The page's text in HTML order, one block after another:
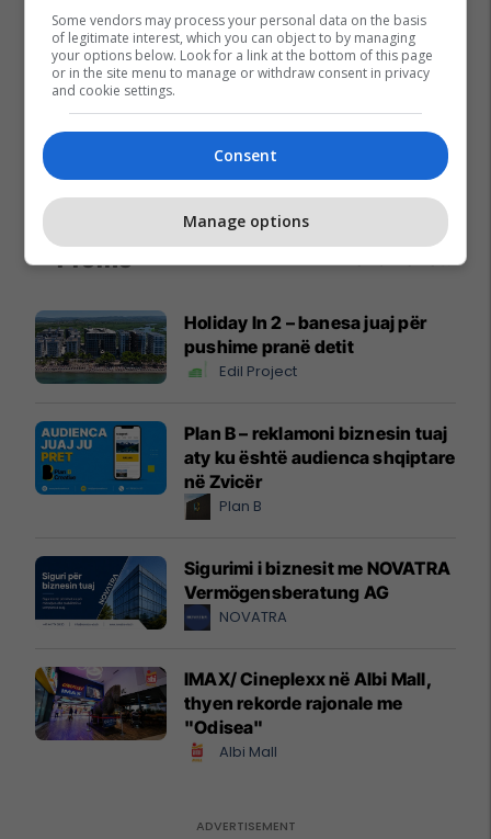
Promo
Holiday In 2 – banesa juaj për
pushime pranë detit
Edil Project
Plan B – reklamoni biznesin tuaj
aty ku është audienca shqiptare
në Zvicër
Plan B
Sigurimi i biznesit me NOVATRA
Vermögensberatung AG
NOVATRA
IMAX/ Cineplexx në Albi Mall,
thyen rekorde rajonale me
"Odisea"
Albi Mall
Some vendors may process your personal data on the basis
of legitimate interest, which you can object to by managing
your options below. Look for a link at the bottom of this page
or in the site menu to manage or withdraw consent in privacy
and cookie settings.
Consent
Manage options